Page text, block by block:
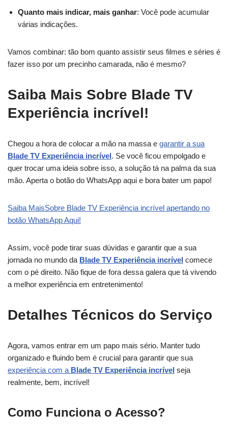
Quanto mais indicar, mais ganhar: Você pode acumular
várias indicações.
Vamos combinar: tão bom quanto assistir seus filmes e séries é
fazer isso por um precinho camarada, não é mesmo?
Saiba Mais Sobre Blade TV
Experiência incrível!
Chegou a hora de colocar a mão na massa e garantir a sua
Blade TV Experiência incrível. Se você ficou empolgado e
quer trocar uma ideia sobre isso, a solução tá na palma da sua
mão. Aperta o botão do WhatsApp aqui e bora bater um papo!
Saiba MaisSobre Blade TV Experiência incrível apertando no
botão WhatsApp Aqui!
Assim, você pode tirar suas dúvidas e garantir que a sua
jornada no mundo da Blade TV Experiência incrível comece
com o pé direito. Não fique de fora dessa galera que tá vivendo
a melhor experiência em entretenimento!
Detalhes Técnicos do Serviço
Agora, vamos entrar em um papo mais sério. Manter tudo
organizado e fluindo bem é crucial para garantir que sua
experiência com a Blade TV Experiência incrível seja
realmente, bem, incrível!
Como Funciona o Acesso?